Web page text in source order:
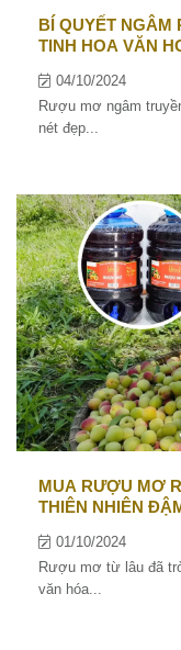
BÍ QUYẾT NGÂM
TINH HOA VĂN
Rượu mơ ngâm
nét đẹp...
04/10/2024
MUA RƯỢU MƠ
THIÊN NHIÊN
Rượu mơ từ lâu đã
văn hóa...
01/10/2024